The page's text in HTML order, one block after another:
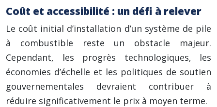
Coût et accessibilité : un défi à relever
Le coût initial d’installation d’un système de pile
à combustible reste un obstacle majeur.
Cependant, les progrès technologiques, les
économies d’échelle et les politiques de soutien
gouvernementales devraient contribuer à
réduire significativement le prix à moyen terme.